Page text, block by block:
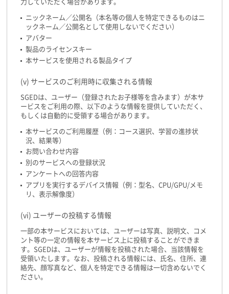
力していただく場合があります。
ニックネーム／公開名（本名等の個人を特定できるものはニ
ックネーム／公開名として使用しないでください）
アバター
製品のライセンスキー
本サービスを使用される製品タイプ
(v) サービスのご利用時に収集される情報
SGEDは、ユーザー（登録されたお子様等を含みます）が本サ
ービスをご利用の際、以下のような情報を提供していただく、
もしくは自動的に受領する場合があります。
本サービスのご利用履歴（例：コース選択、学習の進捗状
況、結果等）
お問い合わせ内容
別のサービスへの登録状況
アンケートへの回答内容
アプリを実行するデバイス情報（例：型名、CPU/GPU/メモ
リ、表示解像度）
(vi) ユーザーの投稿する情報
一部の本サービスにおいては、ユーザーは写真、説明文、コメ
ント等の一定の情報を本サービス上に投稿することができま
す。SGEDは、ユーザーが情報を投稿された場合、当該情報を
受領いたします。なお、投稿される情報には、氏名、住所、連
絡先、顔写真など、個人を特定できる情報は一切含めないでく
ださい。